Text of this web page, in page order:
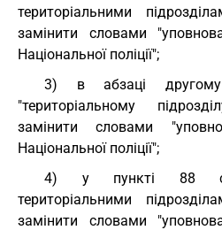
територіальними
замінити словами
Національної поліції";
3) в абзаці
"територіальному
замінити словами
Національної поліції";
4) у пункті 88
територіальними
замінити словами